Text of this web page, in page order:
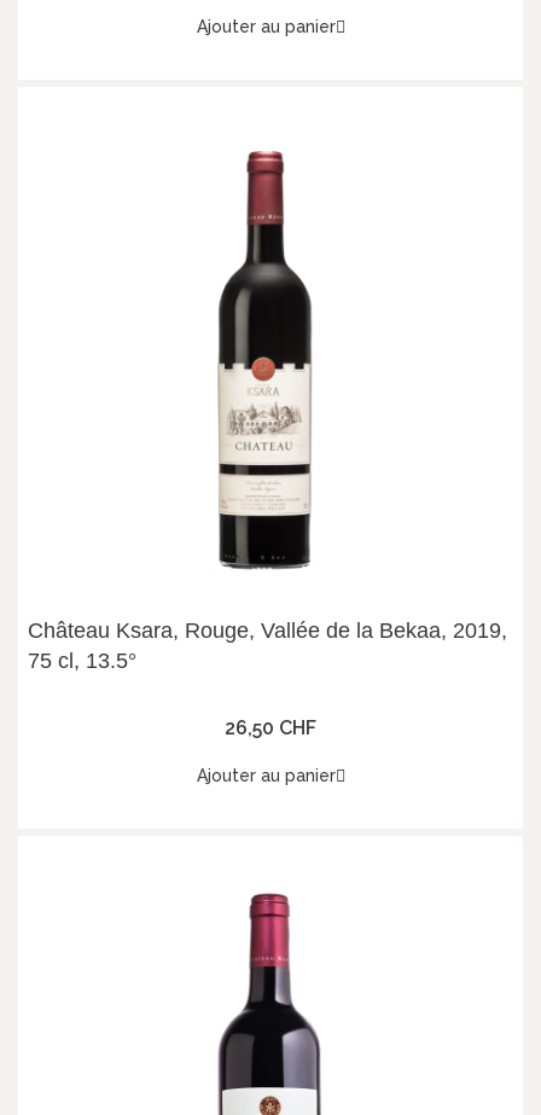
Ajouter au panier
Château Ksara, Rouge, Vallée de la Bekaa, 2019,
75 cl, 13.5°
26,50 CHF
Ajouter au panier